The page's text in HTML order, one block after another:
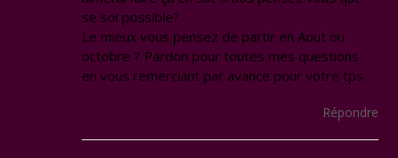
se soi possible?
Le mieux vous pensez de partir en Aout ou
octobre ? Pardon pour toutes mes questions
en vous remerciant par avance pour votre tps .
Répondre